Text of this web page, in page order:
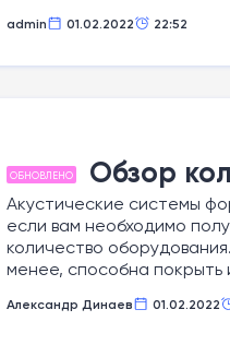
admin 01.02.2022 22:52
ОБНОВЛЕНО Обзор
Акустические системы
если вам необходимо
количество
менее, способна
Александр Динаев 01.02.2022